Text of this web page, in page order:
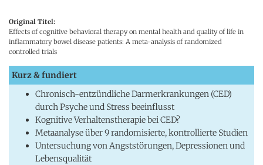
Original Titel:
Effects of cognitive behavioral therapy on mental health and quality of life in
inflammatory bowel disease patients: A meta-analysis of randomized
controlled trials
Kurz & fundiert
Chronisch-entzündliche Darmerkrankungen (CED)
durch Psyche und Stress beeinflusst
Kognitive Verhaltenstherapie bei CED?
Metaanalyse über 9 randomisierte, kontrollierte Studien
Untersuchung von Angststörungen, Depressionen und
Lebensqualität